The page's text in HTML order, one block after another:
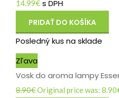
14.99€ s DPH
PRIDAŤ DO KOŠÍKA
Posledný kus na sklade
Zľava
Vosk do aroma lampy
8.90€Original price was: